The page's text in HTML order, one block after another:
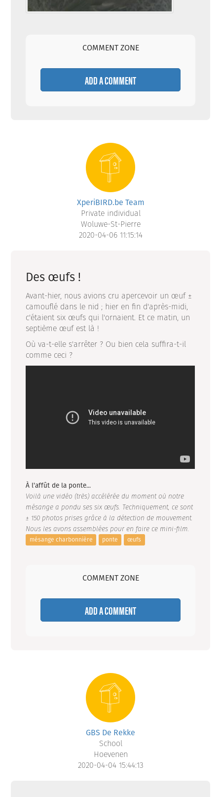
COMMENT ZONE
ADD A COMMENT
XperiBIRD.be Team
Private individual
Woluwe-St-Pierre
2020-04-06 11:15:14
Des œufs !
Avant-hier, nous avions cru apercevoir un œuf ±
camouflé dans le nid ; hier en fin d'après-midi,
c'étaient six œufs qui l'ornaient. Et ce matin, un
septième œuf est là !
Où va-t-elle s'arrêter ? Ou bien cela suffira-t-il
comme ceci ?
À l'affût de la ponte...
Voilà une vidéo (très) accélérée du moment où notre
mésange a pondu ses six œufs. Techniquement, ce sont
± 150 photos prises grâce à la détection de mouvement.
Nous les avons assemblées pour en faire ce mini-film.
mésange charbonnière ponte œufs
COMMENT ZONE
ADD A COMMENT
GBS De Rekke
School
Hoevenen
2020-04-04 15:44:13